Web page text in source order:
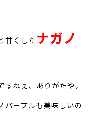
甘くしたナガノ
ねぇ、ありがたや。
パープルも美味しいの